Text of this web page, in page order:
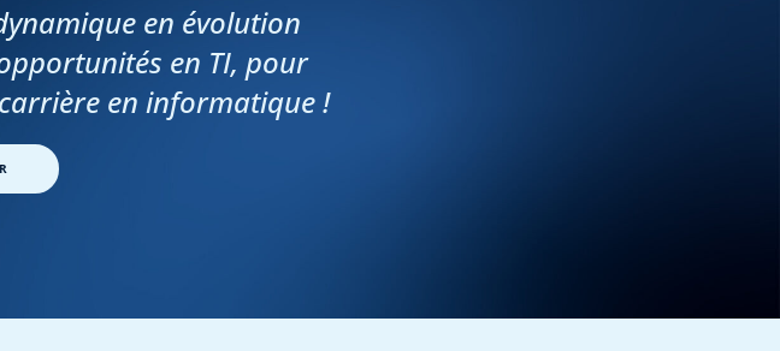
en évolution
en TI, pour
en informatique !